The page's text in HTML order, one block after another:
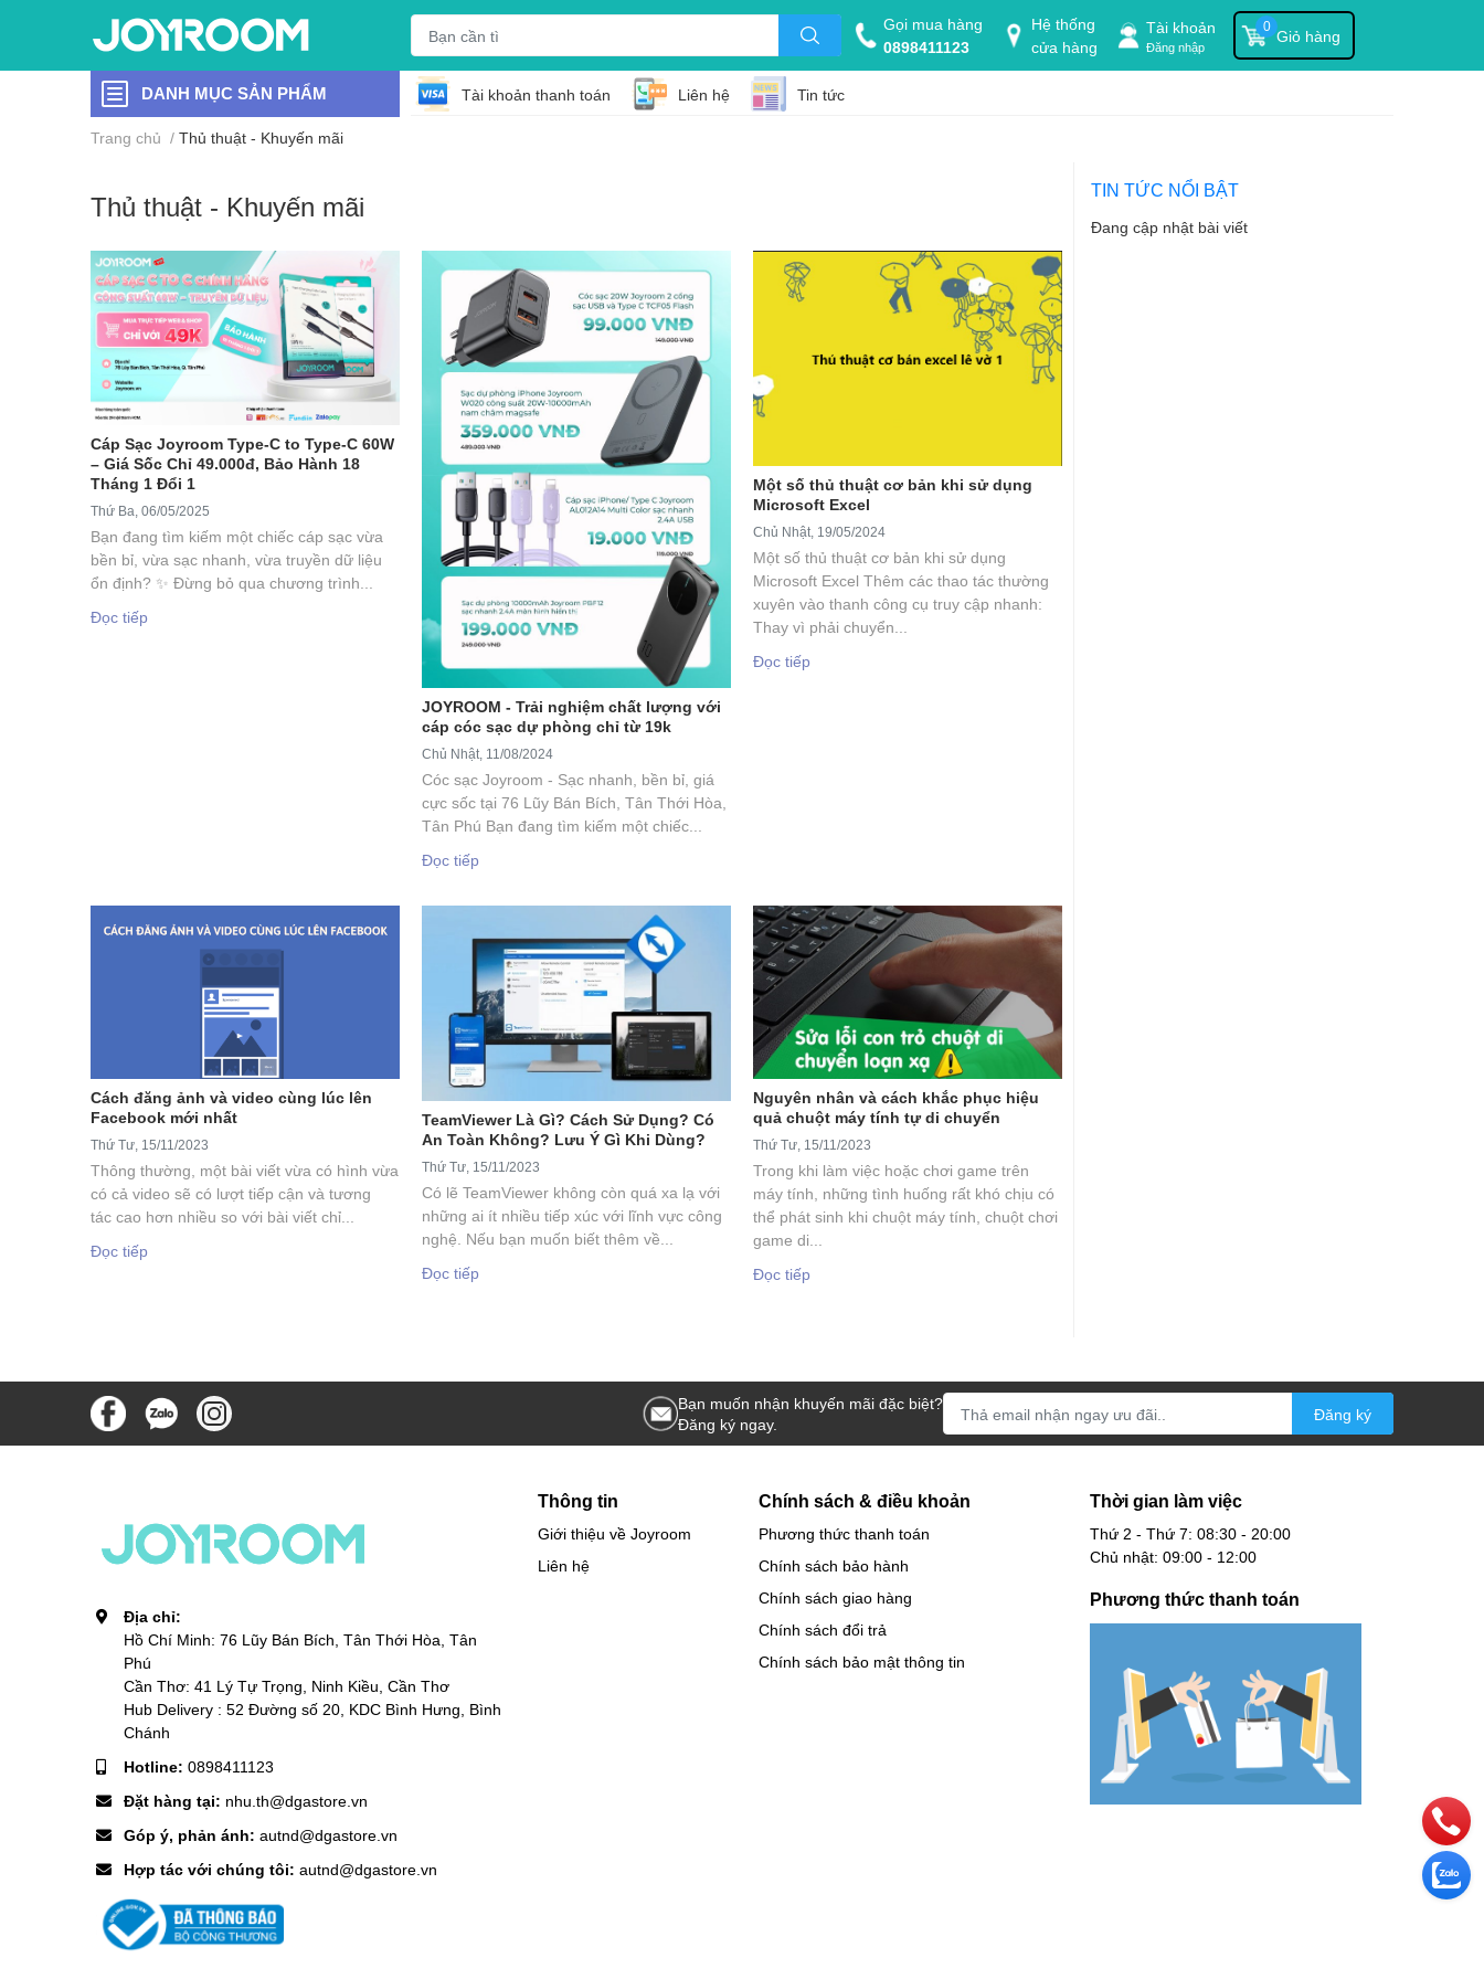
Gọi mua hàng
0898411123
Hệ thống
cửa hàng
Tài khoản
Đăng nhập
Giỏ hàng
0
DANH MỤC SẢN PHẨM Tài khoản thanh toán Liên hệ Tin tức
Trang chủ / Thủ thuật - Khuyến mãi
Thủ thuật - Khuyến mãi
Cáp Sạc Joyroom Type-C to Type-C 60W
– Giá Sốc Chỉ 49.000đ, Bảo Hành 18
Tháng 1 Đổi 1
Thứ Ba, 06/05/2025
Bạn đang tìm kiếm một chiếc cáp sạc vừa
bền bỉ, vừa sạc nhanh, vừa truyền dữ liệu
ổn định? ✨ Đừng bỏ qua chương trình...
Đọc tiếp
JOYROOM - Trải nghiệm chất lượng với
cáp cóc sạc dự phòng chỉ từ 19k
Chủ Nhật, 11/08/2024
Cóc sạc Joyroom - Sạc nhanh, bền bỉ, giá
cực sốc tại 76 Lũy Bán Bích, Tân Thới Hòa,
Tân Phú Bạn đang tìm kiếm một chiếc...
Đọc tiếp
Một số thủ thuật cơ bản khi sử dụng
Microsoft Excel
Chủ Nhật, 19/05/2024
Một số thủ thuật cơ bản khi sử dụng
Microsoft Excel Thêm các thao tác thường
xuyên vào thanh công cụ truy cập nhanh:
Thay vì phải chuyển...
Đọc tiếp
Cách đăng ảnh và video cùng lúc lên
Facebook mới nhất
Thứ Tư, 15/11/2023
Thông thường, một bài viết vừa có hình vừa
có cả video sẽ có lượt tiếp cận và tương
tác cao hơn nhiều so với bài viết chỉ...
Đọc tiếp
TeamViewer Là Gì? Cách Sử Dụng? Có
An Toàn Không? Lưu Ý Gì Khi Dùng?
Thứ Tư, 15/11/2023
Có lẽ TeamViewer không còn quá xa lạ với
những ai ít nhiều tiếp xúc với lĩnh vực công
nghệ. Nếu bạn muốn biết thêm về...
Đọc tiếp
Nguyên nhân và cách khắc phục hiệu
quả chuột máy tính tự di chuyển
Thứ Tư, 15/11/2023
Trong khi làm việc hoặc chơi game trên
máy tính, những tình huống rất khó chịu có
thể phát sinh khi chuột máy tính, chuột chơi
game di...
Đọc tiếp
TIN TỨC NỔI BẬT
Đang cập nhật bài viết
Bạn muốn nhận khuyến mãi đặc biệt?
Đăng ký ngay.
Đăng ký
Địa chỉ:
Hồ Chí Minh: 76 Lũy Bán Bích, Tân Thới Hòa, Tân
Phú
Cần Thơ: 41 Lý Tự Trọng, Ninh Kiều, Cần Thơ
Hub Delivery : 52 Đường số 20, KDC Bình Hưng, Bình
Chánh
Hotline: 0898411123
Đặt hàng tại: nhu.th@dgastore.vn
Góp ý, phản ánh: autnd@dgastore.vn
Hợp tác với chúng tôi: autnd@dgastore.vn
Thông tin
Giới thiệu về Joyroom
Liên hệ
Chính sách & điều khoản
Phương thức thanh toán
Chính sách bảo hành
Chính sách giao hàng
Chính sách đổi trả
Chính sách bảo mật thông tin
Thời gian làm việc
Thứ 2 - Thứ 7: 08:30 - 20:00
Chủ nhật: 09:00 - 12:00
Phương thức thanh toán